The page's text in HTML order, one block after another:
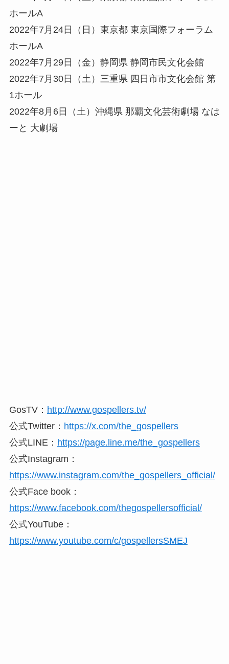
ホールA
2022年7月24日（日）東京都 東京国際フォーラム
ホールA
2022年7月29日（金）静岡県 静岡市民文化会館
2022年7月30日（土）三重県 四日市市文化会館 第
1ホール
2022年8月6日（土）沖縄県 那覇文化芸術劇場 なは
ーと 大劇場
GosTV： http://www.gospellers.tv/
公式Twitter： https://x.com/the_gospellers
公式LINE： https://page.line.me/the_gospellers
公式Instagram：
https://www.instagram.com/the_gospellers_official/
公式Face book：
https://www.facebook.com/thegospellersofficial/
公式YouTube：
https://www.youtube.com/c/gospellersSMEJ